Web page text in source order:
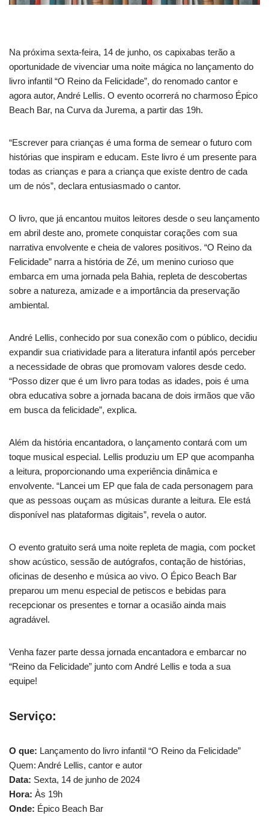
Na próxima sexta-feira, 14 de junho, os capixabas terão a
oportunidade de vivenciar uma noite mágica no lançamento do
livro infantil “O Reino da Felicidade”, do renomado cantor e
agora autor, André Lellis. O evento ocorrerá no charmoso Épico
Beach Bar, na Curva da Jurema, a partir das 19h.
“Escrever para crianças é uma forma de semear o futuro com
histórias que inspiram e educam. Este livro é um presente para
todas as crianças e para a criança que existe dentro de cada
um de nós”, declara entusiasmado o cantor.
O livro, que já encantou muitos leitores desde o seu lançamento
em abril deste ano, promete conquistar corações com sua
narrativa envolvente e cheia de valores positivos. “O Reino da
Felicidade” narra a história de Zé, um menino curioso que
embarca em uma jornada pela Bahia, repleta de descobertas
sobre a natureza, amizade e a importância da preservação
ambiental.
André Lellis, conhecido por sua conexão com o público, decidiu
expandir sua criatividade para a literatura infantil após perceber
a necessidade de obras que promovam valores desde cedo.
“Posso dizer que é um livro para todas as idades, pois é uma
obra educativa sobre a jornada bacana de dois irmãos que vão
em busca da felicidade”, explica.
Além da história encantadora, o lançamento contará com um
toque musical especial. Lellis produziu um EP que acompanha
a leitura, proporcionando uma experiência dinâmica e
envolvente. “Lancei um EP que fala de cada personagem para
que as pessoas ouçam as músicas durante a leitura. Ele está
disponível nas plataformas digitais”, revela o autor.
O evento gratuito será uma noite repleta de magia, com pocket
show acústico, sessão de autógrafos, contação de histórias,
oficinas de desenho e música ao vivo. O Épico Beach Bar
preparou um menu especial de petiscos e bebidas para
recepcionar os presentes e tornar a ocasião ainda mais
agradável.
Venha fazer parte dessa jornada encantadora e embarcar no
“Reino da Felicidade” junto com André Lellis e toda a sua
equipe!
Serviço:
O que: Lançamento do livro infantil “O Reino da Felicidade”
Quem: André Lellis, cantor e autor
Data: Sexta, 14 de junho de 2024
Hora: Às 19h
Onde: Épico Beach Bar